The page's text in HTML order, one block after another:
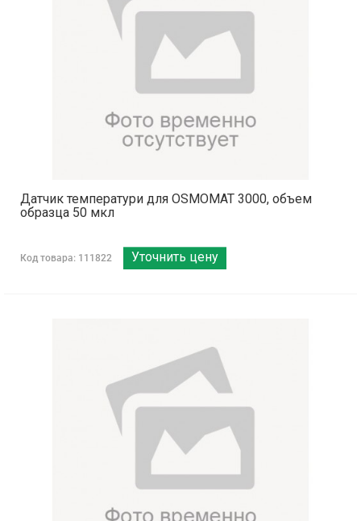
Датчик температури для OSMOMAT 3000, объем
образца 50 мкл
Код товара: 111822 Уточнить цену